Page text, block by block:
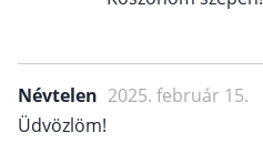
Névtelen 2025. február 15.
Üdvözlöm!